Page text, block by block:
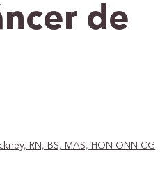
de
RN, BS, MAS, HON-ONN-CG